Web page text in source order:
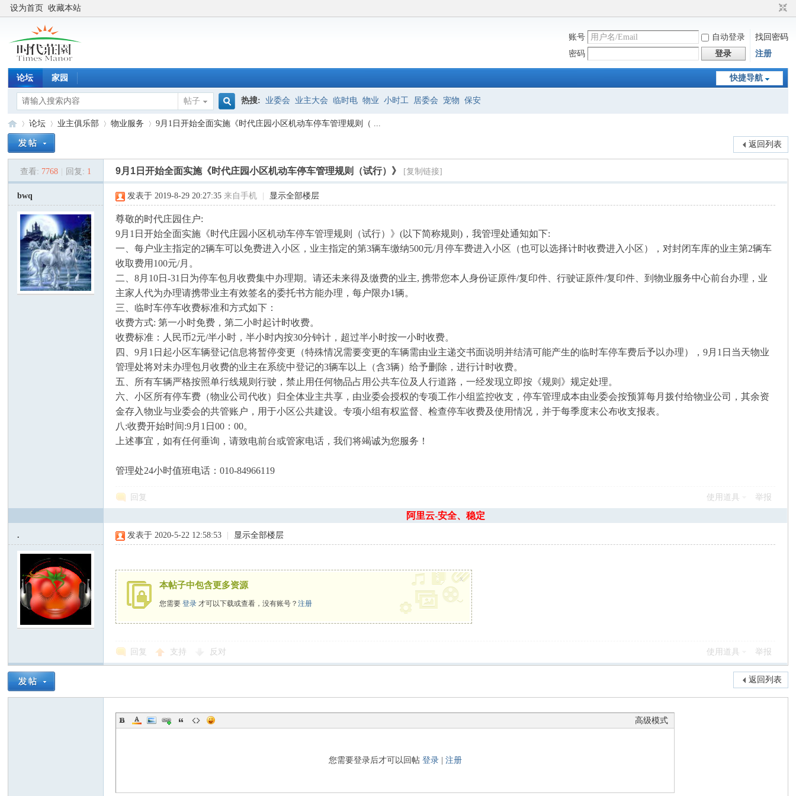
设为首页 收藏本站
账号 自动登录
找回密码
密码
登录 注册
快捷导航
论坛 家园
帖子
搜
索
热搜: 业委会 业主大会 临时电 物业 小时工 居委会 宠物 保安
»
论坛
›
业主俱乐部 物业服务
›
9月1日开始全面实施《时代庄园小区机动车停车管理规则（ ...
返回列表
查看: 7768 回复: 1 9月1日开始全面实施《时代庄园小区机动车停车管理规则（试行）》 [复制链接]
bwq 发表于 2019-8-29 20:27:35 来自手机 显示全部楼层
尊敬的时代庄园住户:
9月1日开始全面实施《时代庄园小区机动车停车管理规则（试行）》(以下简称规则)，我管理处通知如下:
一、每户业主指定的2辆车可以免费进入小区，业主指定的第3辆车缴纳500元/月停车费进入小区（也可以选择计时收费进入小区），对封闭车库的业主第2辆车
收取费用100元/月。
二、8月10日-31日为停车包月收费集中办理期。请还未来得及缴费的业主, 携带您本人身份证原件/复印件、行驶证原件/复印件、到物业服务中心前台办理，业
主家人代为办理请携带业主有效签名的委托书方能办理，每户限办1辆。
三、临时车停车收费标准和方式如下：
收费方式: 第一小时免费，第二小时起计时收费。
收费标准：人民币2元/半小时，半小时内按30分钟计，超过半小时按一小时收费。
四、9月1日起小区车辆登记信息将暂停变更（特殊情况需要变更的车辆需由业主递交书面说明并结清可能产生的临时车停车费后予以办理），9月1日当天物业
管理处将对未办理包月收费的业主在系统中登记的3辆车以上（含3辆）给予删除，进行计时收费。
五、所有车辆严格按照单行线规则行驶，禁止用任何物品占用公共车位及人行道路，一经发现立即按《规则》规定处理。
六、小区所有停车费（物业公司代收）归全体业主共享，由业委会授权的专项工作小组监控收支，停车管理成本由业委会按预算每月拨付给物业公司，其余资
金存入物业与业委会的共管账户，用于小区公共建设。专项小组有权监督、检查停车收费及使用情况，并于每季度末公布收支报表。
八:收费开始时间:9月1日00：00。
上述事宜，如有任何垂询，请致电前台或管家电话，我们将竭诚为您服务！
管理处24小时值班电话：010-84966119
回复 使用道具 举报
阿里云-安全、稳定
. 发表于 2020-5-22 12:58:53 显示全部楼层
本帖子中包含更多资源
您需要登录 才可以下载或查看，没有账号？注册
x
回复 支持 反对 使用道具 举报
返回列表
高级模式
您需要登录后才可以回帖 登录| 注册